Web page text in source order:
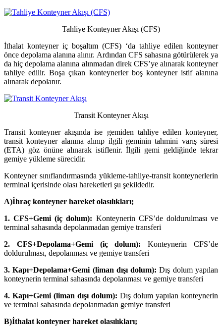
Tahliye Konteyner Akışı (CFS)
İthalat konteyner iç boşaltım (CFS) ‘da tahliye edilen konteyner
önce depolama alanına alınır. Ardından CFS sahasına götürülerek ya
da hiç depolama alanına alınmadan direk CFS’ye alınarak konteyner
tahliye edilir. Boşa çıkan konteynerler boş konteyner istif alanına
alınarak depolanır.
Transit Konteyner Akışı
Transit konteyner akışında ise gemiden tahliye edilen konteyner,
transit konteyner alanına alınıp ilgili geminin tahmini varış süresi
(ETA) göz önüne alınarak istiflenir. İlgili gemi geldiğinde tekrar
gemiye yükleme sürecidir.
Konteyner sınıflandırmasında yükleme-tahliye-transit konteynerlerin
terminal içerisinde olası hareketleri şu şekildedir.
A)İhraç konteyner hareket olasılıkları;
1. CFS+Gemi (iç dolum): Konteynerin CFS’de doldurulması ve
terminal sahasında depolanmadan gemiye transferi
2. CFS+Depolama+Gemi (iç dolum): Konteynerin CFS’de
doldurulması, depolanması ve gemiye transferi
3. Kapı+Depolama+Gemi (liman dışı dolum): Dış dolum yapılan
konteynerin terminal sahasında depolanması ve gemiye transferi
4. Kapı+Gemi (liman dışı dolum): Dış dolum yapılan konteynerin
ve terminal sahasında depolanmadan gemiye transferi
B)İthalat konteyner hareket olasılıkları;